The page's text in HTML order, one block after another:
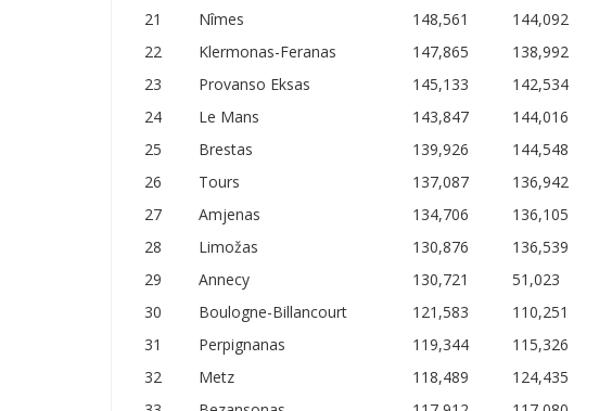
21
Nîmes 148,561 144,092
22
Klermonas-Feranas 147,865 138,992
23
Provanso Eksas 145,133 142,534
24
Le Mans 143,847 144,016
25
Brestas 139,926 144,548
26
Tours 137,087 136,942
27
Amjenas 134,706 136,105
28
Limožas 130,876 136,539
29
Annecy 130,721 51,023
30
Boulogne-Billancourt 121,583 110,251
31
Perpignanas 119,344 115,326
32
Metz 118,489 124,435